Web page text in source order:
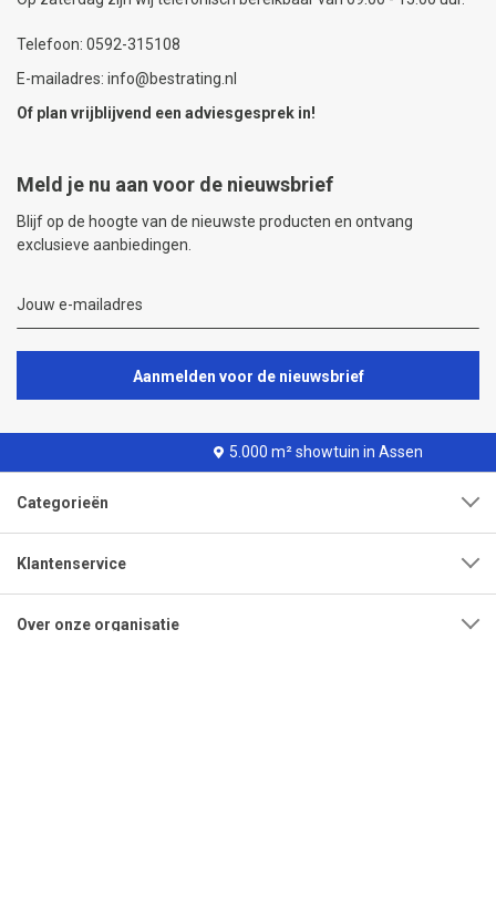
Telefoon: 0592-315108
E-mailadres: info@bestrating.nl
Of plan vrijblijvend een adviesgesprek in!
Meld je nu aan voor de nieuwsbrief
Blijf op de hoogte van de nieuwste producten en ontvang
exclusieve aanbiedingen.
Aanmelden voor de nieuwsbrief
5.000 m² showtuin in Assen
Categorieën
Klantenservice
Over onze organisatie